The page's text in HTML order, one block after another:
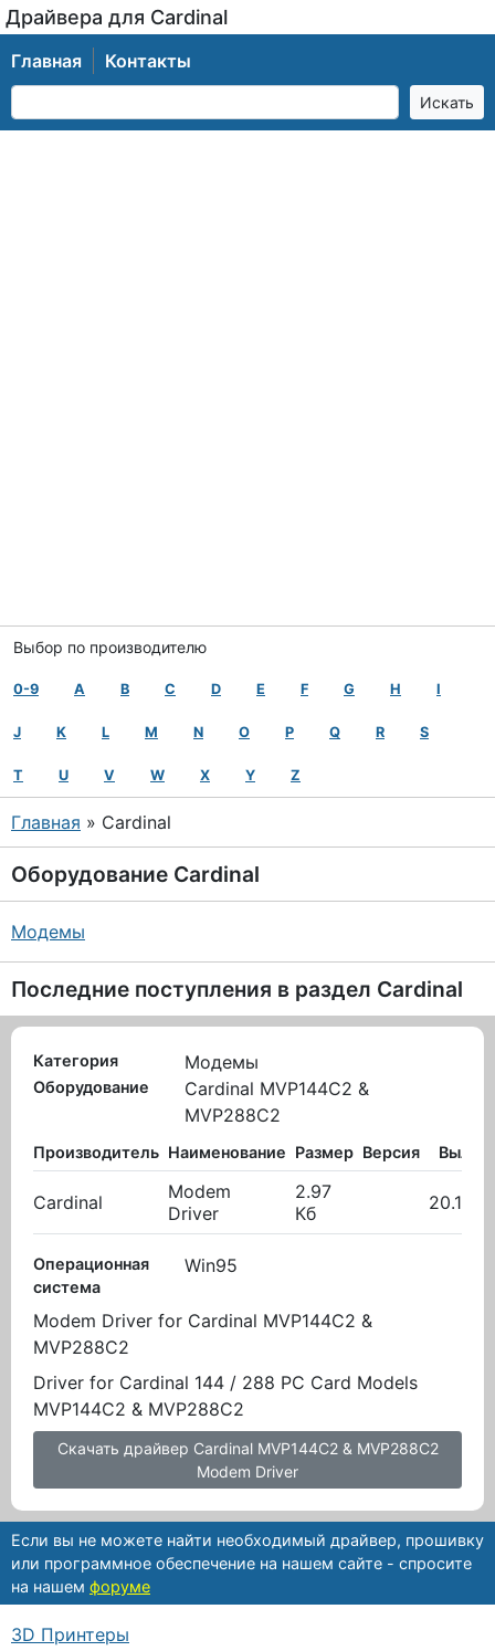
Драйвера для Cardinal
Главная Контакты
Выбор по производителю
0-9 A B C D E F G H I
J K L M N O P Q R S
T U V W X Y Z
Главная » Cardinal
Оборудование Cardinal
Модемы
Последние поступления в раздел Cardinal
Категория Модемы
Оборудование
Cardinal MVP144C2 &
MVP288C2
Производитель Наименование Размер Версия
Cardinal
Modem
Driver
2.97
Кб
Операционная
система
Win95
Modem Driver for Cardinal MVP144C2 &
MVP288C2
Driver for Cardinal 144 / 288 PC Card Models
MVP144C2 & MVP288C2
Скачать драйвер Cardinal MVP144C2 & MVP288C2
Modem Driver
Если вы не можете найти необходимый драйвер, прошивку
или программное обеспечение на нашем сайте - спросите
на нашем форуме
3D Принтеры